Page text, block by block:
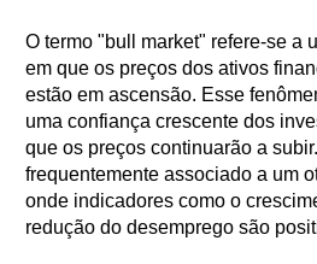
O termo "bull market" refere-se a
em que os preços dos ativos
estão em ascensão. Esse
uma confiança crescente dos
que os preços continuarão a
frequentemente associado a um
onde indicadores como o
redução do desemprego são